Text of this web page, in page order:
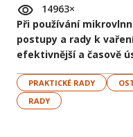
14963×
Při používání
postupy a rady k
efektivnější a časově
PRAKTICKÉ RADY
RADY